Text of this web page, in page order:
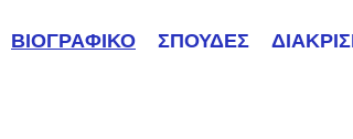
ΒΙΟΓΡΑΦΙΚΟ ΣΠΟΥΔΕΣ